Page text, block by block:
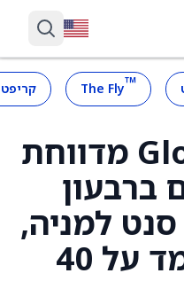
™
The Fly
Global-e Online מדווחת
ברבעון
הרביעי של 49 סנט למניה,
מעל הצפי שעמד על 40